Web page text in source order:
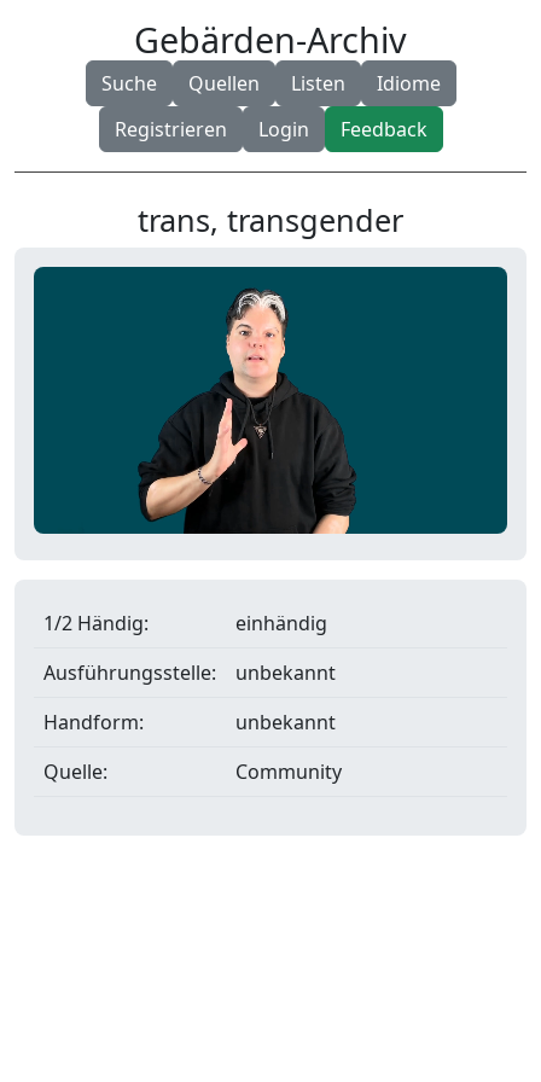
Gebärden-Archiv
Suche Quellen Listen
Idiome
Registrieren
Login Feedback
trans, transgender
1/2 Händig:
einhändig
Ausführungsstelle:
unbekannt
Handform:
unbekannt
Quelle:
Community